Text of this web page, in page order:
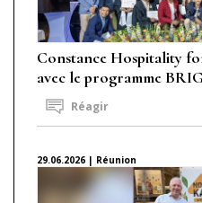
Constance Hospitality
avec le programme
Réagir
29.06.2026 | Réunion